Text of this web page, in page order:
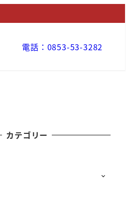
電話：0853-53-3282
カテゴリー